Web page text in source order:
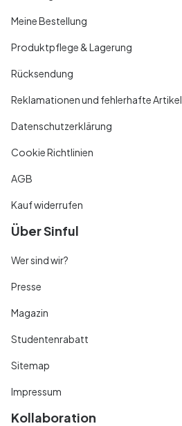
Meine Bestellung
Produktpflege & Lagerung
Rücksendung
Reklamationen und fehlerhafte Artikel
Datenschutzerklärung
Cookie Richtlinien
AGB
Kauf widerrufen
Über Sinful
Wer sind wir?
Presse
Magazin
Studentenrabatt
Sitemap
Impressum
Kollaboration